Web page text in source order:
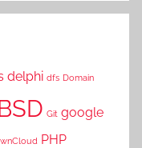
delphi dfs Domain
Git google
PHP